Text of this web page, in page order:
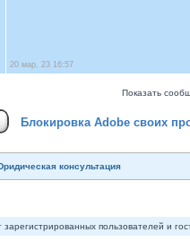
20 мар, 23 16:57
Показать
Блокировка Adobe своих
консультация
пользователей и